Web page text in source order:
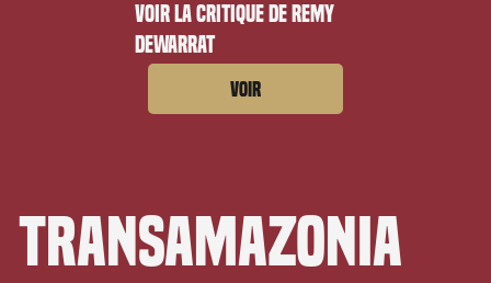
Voir la critique de Remy
Dewarrat
Voir
Transamazonia